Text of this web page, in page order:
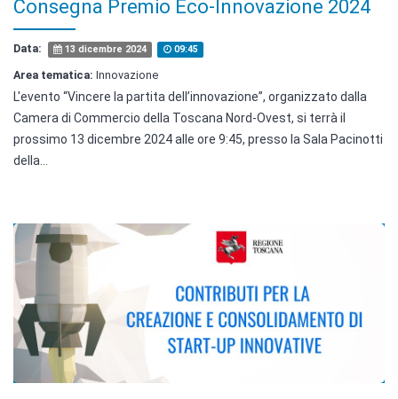
Consegna Premio Eco-Innovazione 2024
Data: 13 dicembre 2024 09:45
Area tematica: Innovazione
L'evento “Vincere la partita dell’innovazione”, organizzato dalla
Camera di Commercio della Toscana Nord-Ovest, si terrà il
prossimo 13 dicembre 2024 alle ore 9:45, presso la Sala Pacinotti
della...